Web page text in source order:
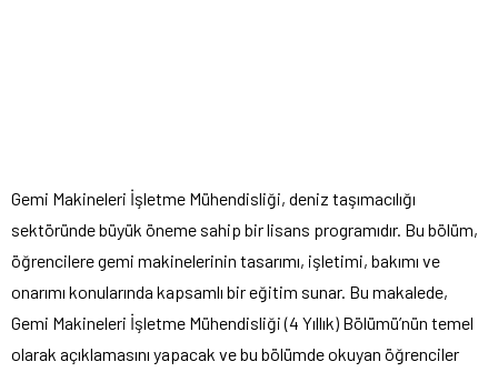
Gemi Makineleri İşletme Mühendisliği, deniz taşımacılığı
sektöründe büyük öneme sahip bir lisans programıdır. Bu bölüm,
öğrencilere gemi makinelerinin tasarımı, işletimi, bakımı ve
onarımı konularında kapsamlı bir eğitim sunar. Bu makalede,
Gemi Makineleri İşletme Mühendisliği (4 Yıllık) Bölümü’nün temel
olarak açıklamasını yapacak ve bu bölümde okuyan öğrenciler